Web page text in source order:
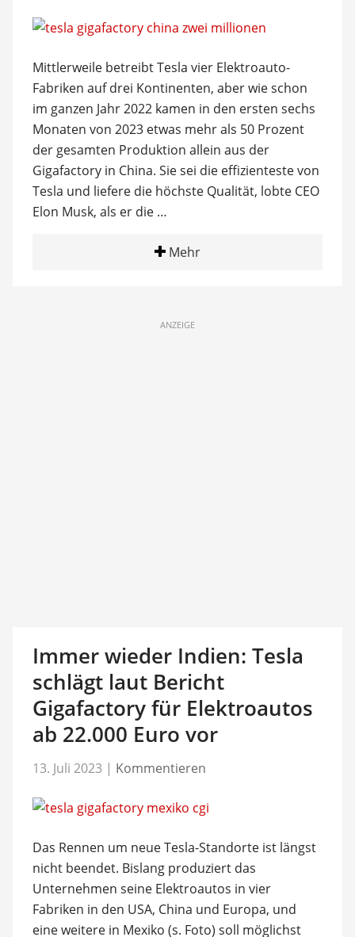
Mittlerweile betreibt Tesla vier Elektroauto-
Fabriken auf drei Kontinenten, aber wie schon
im ganzen Jahr 2022 kamen in den ersten sechs
Monaten von 2023 etwas mehr als 50 Prozent
der gesamten Produktion allein aus der
Gigafactory in China. Sie sei die effizienteste von
Tesla und liefere die höchste Qualität, lobte CEO
Elon Musk, als er die …
Mehr
ANZEIGE
Immer wieder Indien: Tesla
schlägt laut Bericht
Gigafactory für Elektroautos
ab 22.000 Euro vor
13. Juli 2023 | Kommentieren
Das Rennen um neue Tesla-Standorte ist längst
nicht beendet. Bislang produziert das
Unternehmen seine Elektroautos in vier
Fabriken in den USA, China und Europa, und
eine weitere in Mexiko (s. Foto) soll möglichst